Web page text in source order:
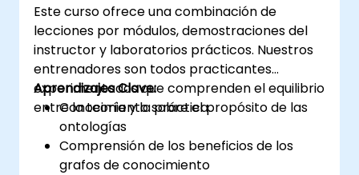
en MagicDraw.
Este curso ofrece una combinación de
lecciones por módulos, demostraciones del
instructor y laboratorios prácticos. Nuestros
entrenadores son todos practicantes
experimentados que comprenden el equilibrio
entre la teoría y la práctica.
Aprendizajes Clave:
Conocimiento sobre el propósito de las
ontologías
Comprensión de los beneficios de los
grafos de conocimiento